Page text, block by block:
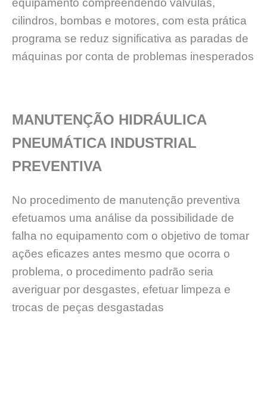
equipamento compreendendo válvulas,
cilindros, bombas e motores, com esta prática
programa se reduz significativa as paradas de
máquinas por conta de problemas inesperados
MANUTENÇÃO HIDRÁULICA
PNEUMÁTICA INDUSTRIAL
PREVENTIVA
No procedimento de manutenção preventiva
efetuamos uma análise da possibilidade de
falha no equipamento com o objetivo de tomar
ações eficazes antes mesmo que ocorra o
problema, o procedimento padrão seria
averiguar por desgastes, efetuar limpeza e
trocas de peças desgastadas